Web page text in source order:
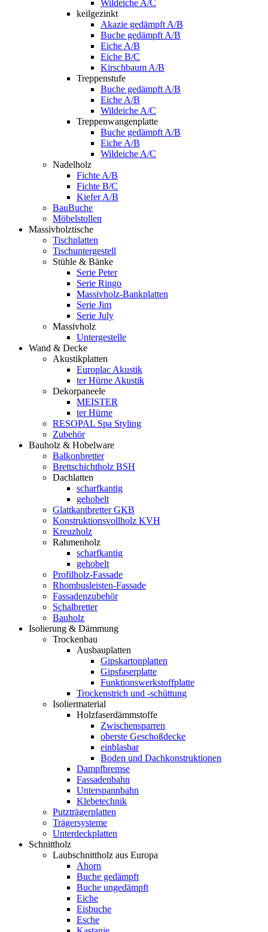
Wildeiche A/C
keilgezinkt
Akazie gedämpft A/B
Buche gedämpft A/B
Eiche A/B
Eiche B/C
Kirschbaum A/B
Treppenstufe
Buche gedämpft A/B
Eiche A/B
Wildeiche A/C
Treppenwangenplatte
Buche gedämpft A/B
Eiche A/B
Wildeiche A/C
Nadelholz
Fichte A/B
Fichte B/C
Kiefer A/B
BauBuche
Möbelstollen
Massivholztische
Tischplatten
Tischuntergestell
Stühle & Bänke
Serie Peter
Serie Ringo
Massivholz-Bankplatten
Serie Jim
Serie July
Massivholz
Untergestelle
Wand & Decke
Akustikplatten
Europlac Akustik
ter Hürne Akustik
Dekorpaneele
MEISTER
ter Hürne
RESOPAL Spa Styling
Zubehör
Bauholz & Hobelware
Balkonbretter
Brettschichtholz BSH
Dachlatten
scharfkantig
gehobelt
Glattkantbretter GKB
Konstruktionsvollholz KVH
Kreuzholz
Rahmenholz
scharfkantig
gehobelt
Profilholz-Fassade
Rhombusleisten-Fassade
Fassadenzubehör
Schalbretter
Bauholz
Isolierung & Dämmung
Trockenbau
Ausbauplatten
Gipskartonplatten
Gipsfaserplatte
Funktionswerkstoffplatte
Trockenstrich und -schüttung
Isoliermaterial
Holzfaserdämmstoffe
Zwischensparren
oberste Geschoßdecke
einblasbar
Boden und Dachkonstruktionen
Dampfbremse
Fassadenbahn
Unterspannbahn
Klebetechnik
Putzträgerplatten
Trägersysteme
Unterdeckplatten
Schnittholz
Laubschnittholz aus Europa
Ahorn
Buche gedämpft
Buche ungedämpft
Eiche
Eisbuche
Esche